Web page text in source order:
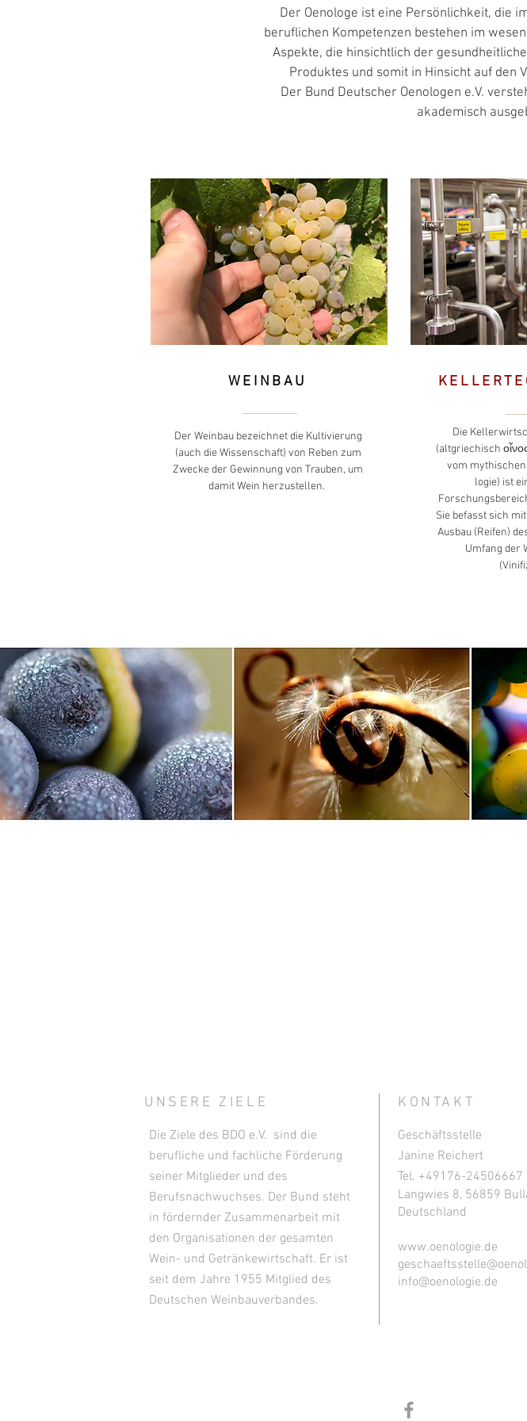
Der Oenologe ist eine Persönlichkeit, die
beruflichen Kompetenzen bestehen im
Aspekte, die hinsichtlich der
Produktes und somit in Hinsicht auf den
Der Bund Deutscher Oenologen e.V.
akademisch
WEINBAU
Der Weinbau bezeichnet die Kultivierung
(auch die Wissenschaft) von Reben zum
Zwecke der Gewinnung von Trauben, um
damit Wein herzustellen.
Die
(altgriechisch
vom mythischen
logie) ist
Sie befasst sich
Ausbau (Reifen)
Umfang der
UNSERE ZIELE
Die Ziele des BDO e.V. sind die
berufliche und fachliche Förderung
seiner Mitglieder und des
Berufsnachwuchses. Der Bund steht
in fördernder Zusammenarbeit mit
den Organisationen der gesamten
Wein- und Getränkewirtschaft. Er ist
seit dem Jahre 1955 Mitglied des
Deutschen Weinbauverbandes.
KONTAKT
Geschäftsstelle
Janine Reichert
Tel. +49176-24506667
Langwies 8, 56859
Deutschland
www.oenologie.de
info@oenologie.de